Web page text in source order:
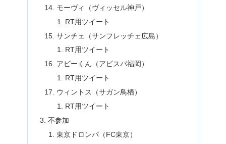
モーヴィ（ヴィッセル神戸）
RT用ツイート
サンチェ（サンフレッチェ広島）
RT用ツイート
アビーくん（アビスパ福岡）
RT用ツイート
ウィントス（サガン鳥栖）
RT用ツイート
不参加
東京ドロンパ（FC東京）